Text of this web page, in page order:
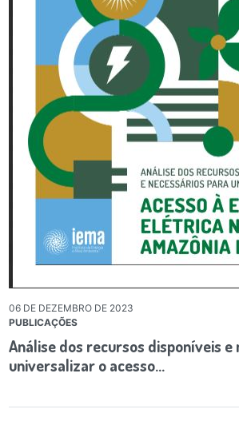
06 DE DEZEMBRO DE 2023
PUBLICAÇÕES
Análise dos recursos disponíveis e
universalizar o acesso…